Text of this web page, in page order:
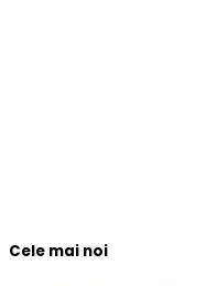
Cele mai noi